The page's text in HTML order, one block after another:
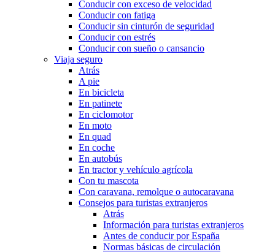
Conducir con exceso de velocidad
Conducir con fatiga
Conducir sin cinturón de seguridad
Conducir con estrés
Conducir con sueño o cansancio
Viaja seguro
Atrás
A pie
En bicicleta
En patinete
En ciclomotor
En moto
En quad
En coche
En autobús
En tractor y vehículo agrícola
Con tu mascota
Con caravana, remolque o autocaravana
Consejos para turistas extranjeros
Atrás
Información para turistas extranjeros
Antes de conducir por España
Normas básicas de circulación